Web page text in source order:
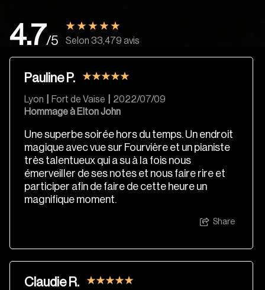
4.7/5 Selon 33,479 avis
Pauline P.
Lyon Fort de Vaise
2022/07/09
Hommage à Elton John
Une superbe soirée hors du temps. Un endroit
magique avec vue sur Fourvière et un pianiste
très talentueux qui a su à la fois nous
émerveiller de ses notes et nous faire rire et
participer afin de faire de cette heure un
magnifique moment.
Share
Claudie R.